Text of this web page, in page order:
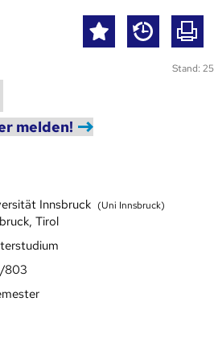
Stand:
melden!
Innsbruck (Uni Innsbruck)
Tirol
803